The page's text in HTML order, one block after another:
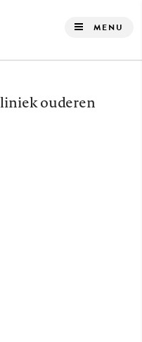
MENU
ouderen